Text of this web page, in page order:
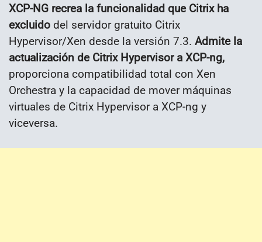
XCP-NG recrea la funcionalidad que Citrix ha
excluido del servidor gratuito Citrix
Hypervisor/Xen desde la versión 7.3. Admite la
actualización de Citrix Hypervisor a XCP-ng,
proporciona compatibilidad total con Xen
Orchestra y la capacidad de mover máquinas
virtuales de Citrix Hypervisor a XCP-ng y
viceversa.